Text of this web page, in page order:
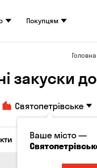
Покупцям
Головна
закуски
Святопетрівське
Сирні закуски
Ваше місто —